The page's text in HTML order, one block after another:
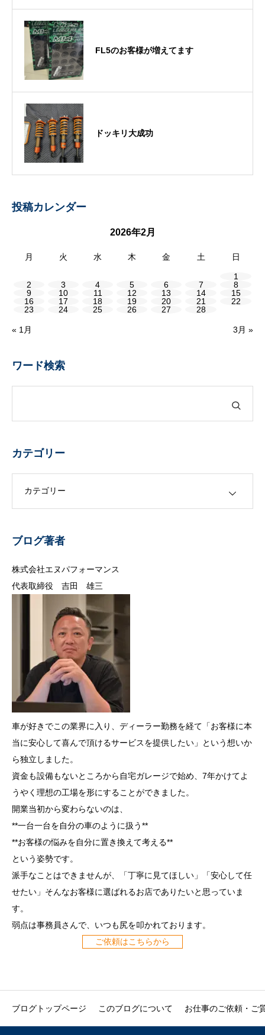
FL5のお客様が増えてます
ドッキリ大成功
投稿カレンダー
2026年2月
月 火 水 木 金 土 日
1
2
3 4 5 6 7
8
9
10 11 12 13 14
15
16
17 18 19 20 21
22
23
24 25 26 27 28
« 1月 3月 »
ワード検索
カテゴリー
ブログ著者
株式会社エヌパフォーマンス
代表取締役 吉田 雄三
車が好きでこの業界に入り、ディーラー勤務を経て「お客様に本
当に安心して喜んで頂けるサービスを提供したい」という想いか
ら独立しました。
資金も設備もないところから自宅ガレージで始め、7年かけてよ
うやく理想の工場を形にすることができました。
開業当初から変わらないのは、
**一台一台を自分の車のように扱う**
**お客様の悩みを自分に置き換えて考える**
という姿勢です。
派手なことはできませんが、「丁寧に見てほしい」「安心して任
せたい」そんなお客様に選ばれるお店でありたいと思っていま
す。
弱点は事務員さんで、いつも尻を叩かれております。
ご依頼はこちらから
ブログトップページ このブログについて お仕事のご依頼・ご